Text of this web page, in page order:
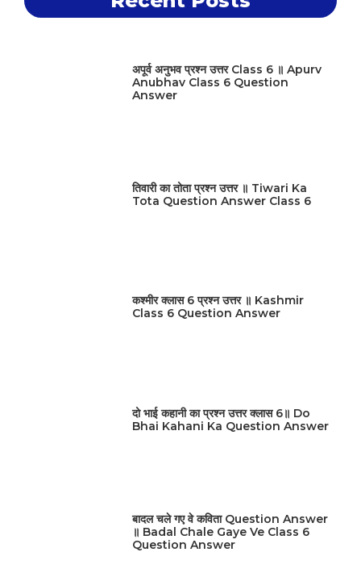
अपूर्व अनुभव प्रश्न उत्तर Class 6 ॥ Apurv
Anubhav Class 6 Question
Answer
तिवारी का तोता प्रश्न उत्तर ॥ Tiwari Ka
Tota Question Answer Class 6
कश्मीर क्लास 6 प्रश्न उत्तर ॥ Kashmir
Class 6 Question Answer
दो भाई कहानी का प्रश्न उत्तर क्लास 6॥ Do
Bhai Kahani Ka Question Answer
बादल चले गए वे कविता Question Answer
॥ Badal Chale Gaye Ve Class 6
Question Answer